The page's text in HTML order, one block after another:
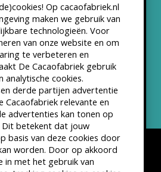
Op cacaofabriek.nl
maken we gebruik van
technologieën. Voor
van onze website en om
te verbeteren en
De Cacaofabriek gebruik
analytische cookies.
derde partijen advertentie
Cacaofabriek relevante en
advertenties kan tonen op
Dit betekent dat jouw
basis van deze cookies door
worden. Door op akkoord
in met het gebruik van